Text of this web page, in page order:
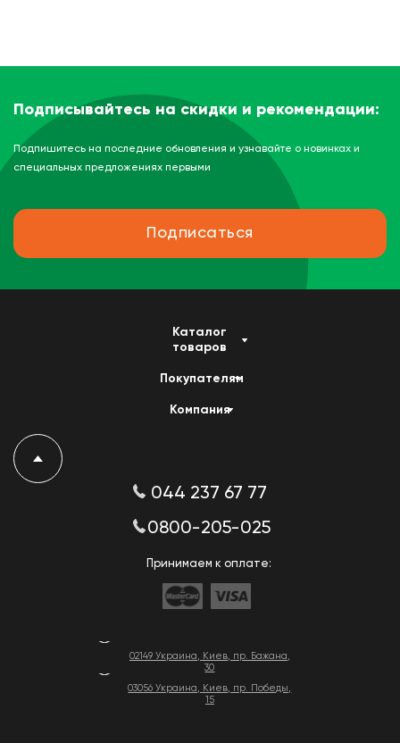
Подписывайтесь на скидки и рекомендации:
Подпишитесь на последние обновления и узнавайте о новинках и
специальных предложениях первыми
Подписаться
02149 Украина, Киев, пр. Бажана,
30
03056 Украина, Киев, пр. Победы,
15
Каталог
товаров
Покупателям
Компания
044 237 67 77
0800-205-025
Принимаем к оплате: